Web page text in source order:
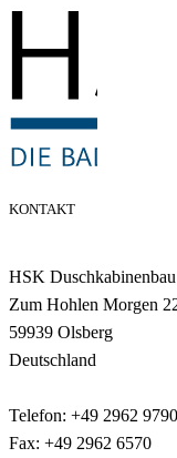
KONTAKT
HSK
Zum Hohlen Morgen
59939 Olsberg
Deutschland
Telefon: +49 2962
Fax: +49 2962 6570